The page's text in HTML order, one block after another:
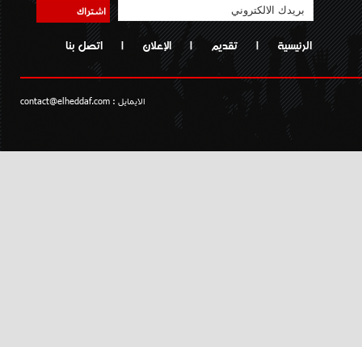
اشتراك
الرئيسية | تقديم | الإعلان | اتصل بنا
الايمايل : contact@elheddaf.com